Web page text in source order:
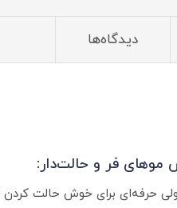
دیدگاه‌ها